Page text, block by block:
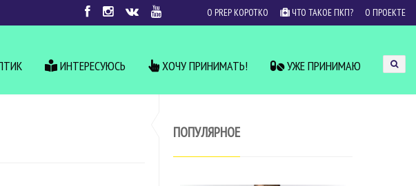
О PREP КОРОТКО ЧТО ТАКОЕ ПКП? О ПРОЕКТЕ
ИНТЕРЕСУЮСЬ ХОЧУ ПРИНИМАТЬ! УЖЕ ПРИНИМАЮ
ПОПУЛЯРНОЕ